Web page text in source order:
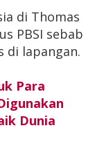
di Thomas
PBSI sebab
di lapangan.
Para
Dunia